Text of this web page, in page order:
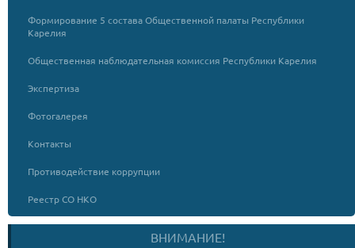
Формирование 5 состава Общественной палаты Республики
Карелия
Общественная наблюдательная комиссия Республики Карелия
Экспертиза
Фотогалерея
Контакты
Противодействие коррупции
Реестр СО НКО
ВНИМАНИЕ!